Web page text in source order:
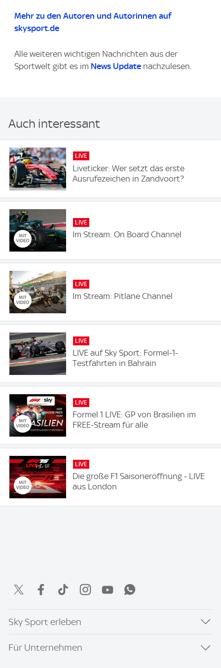
Mehr zu den Autoren und Autorinnen auf
skysport.de
Alle weiteren wichtigen Nachrichten aus der
Sportwelt gibt es im News Update nachzulesen.
Auch interessant
LIVE
Liveticker: Wer setzt das erste
Ausrufezeichen in Zandvoort?
LIVE
Im Stream: On Board Channel
LIVE
Im Stream: Pitlane Channel
LIVE
LIVE auf Sky Sport: Formel-1-
Testfahrten in Bahrain
LIVE
Formel 1 LIVE: GP von Brasilien im
FREE-Stream für alle
LIVE
Die große F1 Saisoneröffnung - LIVE
aus London
Sky Sport erleben
Für Unternehmen